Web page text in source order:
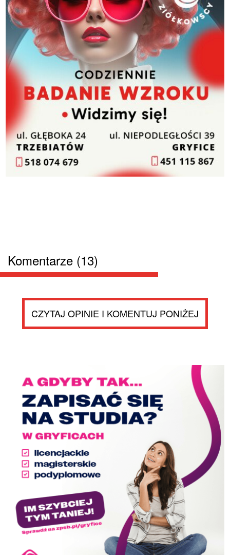
Komentarze (13)
CZYTAJ OPINIE I KOMENTUJ PONIŻEJ